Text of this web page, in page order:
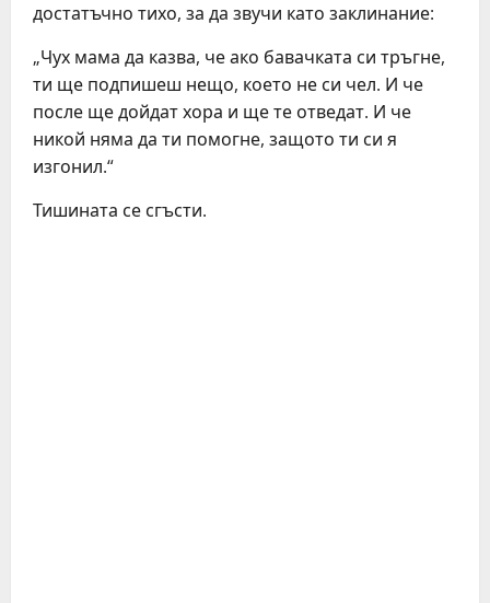
достатъчно тихо, за да звучи като заклинание:
„Чух мама да казва, че ако бавачката си тръгне,
ти ще подпишеш нещо, което не си чел. И че
после ще дойдат хора и ще те отведат. И че
никой няма да ти помогне, защото ти си я
изгонил.“
Тишината се сгъсти.